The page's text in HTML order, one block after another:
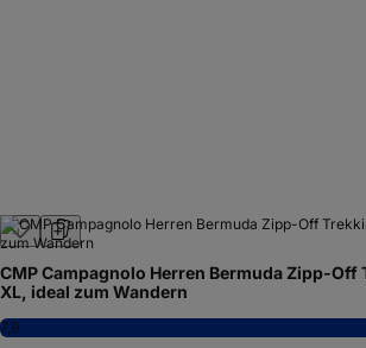
CMP Campagnolo Herren Bermuda Zipp-Off
XL, ideal zum Wandern
7,9